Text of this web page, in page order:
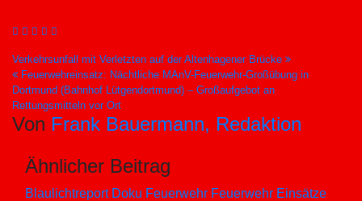
Beitragsnavigation
Verkehrsunfall mit Verletzten auf der Altenhagener Brücke
Feuerwehreinsatz: Nächtliche MAnV-Feuerwehr-Großübung in
Dortmund (Bahnhof Lütgendortmund) – Großaufgebot an
Rettungsmitteln vor Ort
Von Frank Bauermann, Redaktion
Ähnlicher Beitrag
Blaulichtreport Doku Feuerwehr Feuerwehr Einsätze